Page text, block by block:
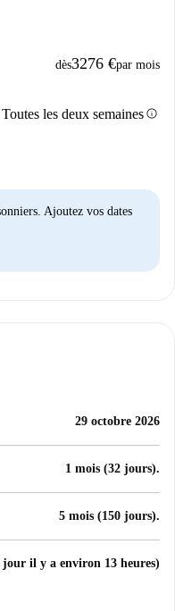
dès3276 €par mois
Toutes les deux semainesinfo
Ajoutez vos dates
29 octobre 2026
1 mois (32 jours).
5 mois (150 jours).
il y a environ 13 heures)